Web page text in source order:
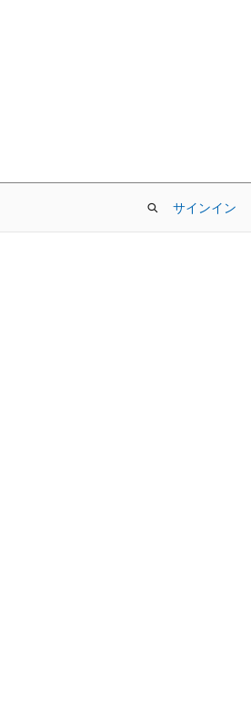
サインイン